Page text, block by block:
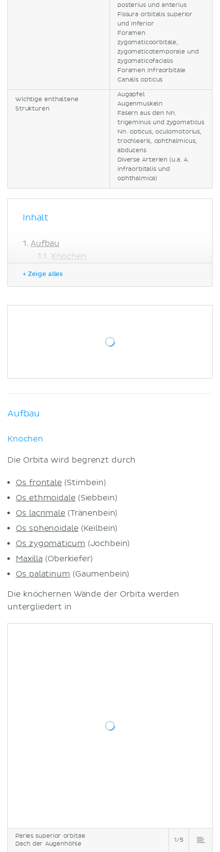
posterius und anterius
Fissura orbitalis superior
und inferior
Foramen
zygomaticoorbitale,
zygomaticotemporale und
zygomaticofacialis
Foramen infraorbitale
Canalis opticus
Wichtige enthaltene
Strukturen
Augapfel
Augenmuskeln
Fasern aus den Nn.
trigeminus und zygomaticus
Nn. opticus, oculomotorius,
trochlearis, ophthalmicus,
abducens
Diverse Arterien (u.a. A.
infraorbitalis und
ophthalmica)
Inhalt
Aufbau
Knochen
Literaturquellen
+ Zeige alles
Aufbau
Knochen
Die Orbita wird begrenzt durch
Os frontale (Stirnbein)
Os ethmoidale (Siebbein)
Os lacrimale (Tränenbein)
Os sphenoidale (Keilbein)
Os zygomaticum (Jochbein)
Maxilla (Oberkiefer)
Os palatinum (Gaumenbein)
Die knöchernen Wände der Orbita werden
untergliedert in
Paries superior orbitae
Dach der Augenhöhle
1/5